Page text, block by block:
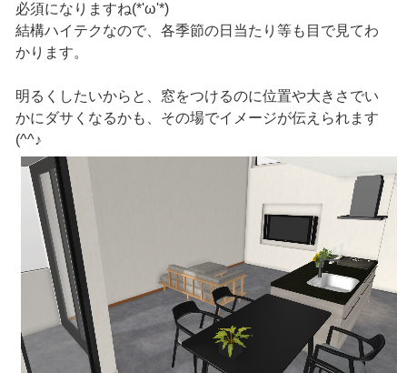
必須になりますね(*'ω'*)
結構ハイテクなので、各季節の日当たり等も目で見てわ
かります。
明るくしたいからと、窓をつけるのに位置や大きさでい
かにダサくなるかも、その場でイメージが伝えられます
(^^♪